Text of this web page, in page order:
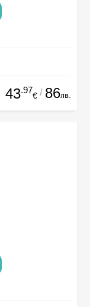
43.97
€ / 86лв.